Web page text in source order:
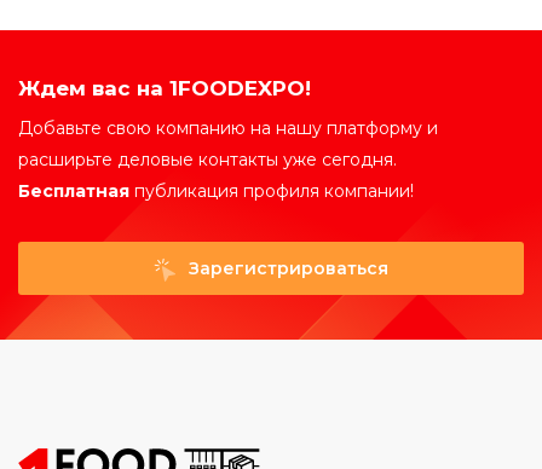
Ждем вас на 1FOODEXPO!
Добавьте свою компанию на нашу платформу и
расширьте деловые контакты уже сегодня.
Бесплатная публикация профиля компании!
Зарегистрироваться